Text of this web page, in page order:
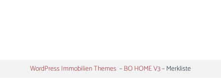
WordPress Immobilien Themes –BO HOME V3–Merkliste